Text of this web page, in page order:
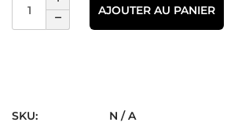
AJOUTER AU PANIER
SKU:
N / A